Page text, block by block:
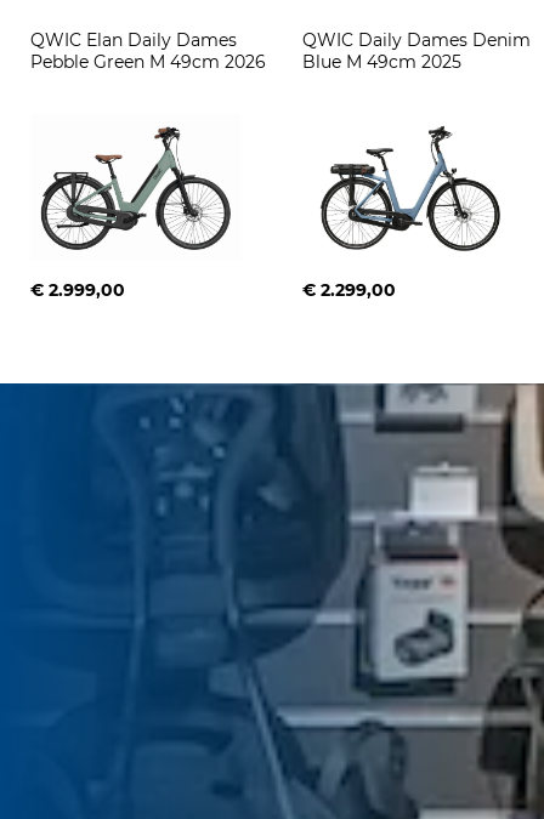
QWIC Elan Daily Dames
Pebble Green M 49cm 2026
€ 2.999,00
QWIC Daily Dames Denim
Blue M 49cm 2025
€ 2.299,00